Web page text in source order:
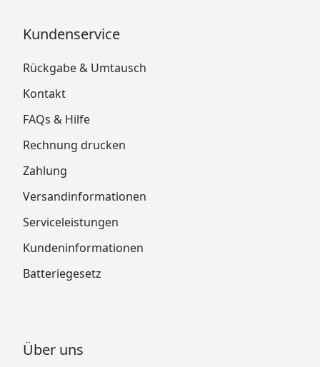
Kundenservice
Rückgabe & Umtausch
Kontakt
FAQs & Hilfe
Rechnung drucken
Zahlung
Versandinformationen
Serviceleistungen
Kundeninformationen
Batteriegesetz
Über uns